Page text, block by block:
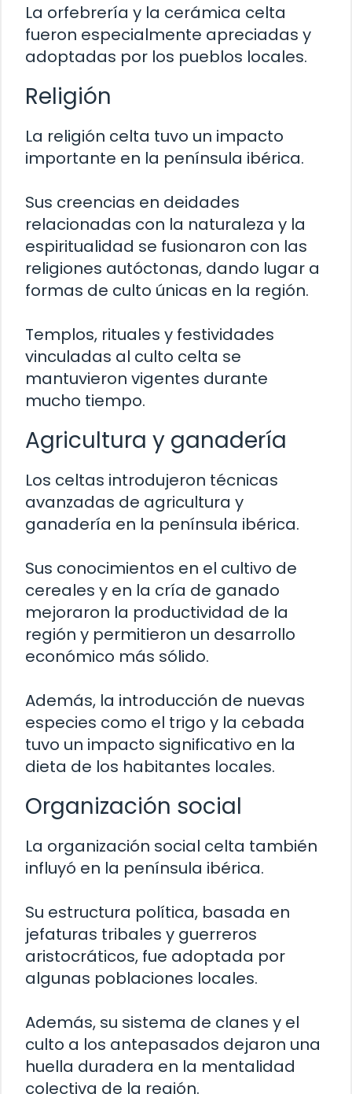
La orfebrería y la cerámica celta
fueron especialmente apreciadas y
adoptadas por los pueblos locales.
Religión
La religión celta tuvo un impacto
importante en la península ibérica.
Sus creencias en deidades
relacionadas con la naturaleza y la
espiritualidad se fusionaron con las
religiones autóctonas, dando lugar a
formas de culto únicas en la región.
Templos, rituales y festividades
vinculadas al culto celta se
mantuvieron vigentes durante
mucho tiempo.
Agricultura y ganadería
Los celtas introdujeron técnicas
avanzadas de agricultura y
ganadería en la península ibérica.
Sus conocimientos en el cultivo de
cereales y en la cría de ganado
mejoraron la productividad de la
región y permitieron un desarrollo
económico más sólido.
Además, la introducción de nuevas
especies como el trigo y la cebada
tuvo un impacto significativo en la
dieta de los habitantes locales.
Organización social
La organización social celta también
influyó en la península ibérica.
Su estructura política, basada en
jefaturas tribales y guerreros
aristocráticos, fue adoptada por
algunas poblaciones locales.
Además, su sistema de clanes y el
culto a los antepasados dejaron una
huella duradera en la mentalidad
colectiva de la región.